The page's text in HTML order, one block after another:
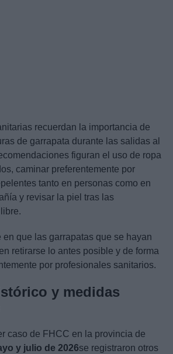
recuerdan la importancia de
de garrapata durante las salidas al
figuran el uso de ropa
caminar preferentemente por
tanto en personas como en
y revisar la piel tras las
que las garrapatas que se hayan
retirarse lo antes posible y de forma
por profesionales sanitarios.
y medidas
caso de FHCC en la provincia de
y julio de 2026se registraron otros